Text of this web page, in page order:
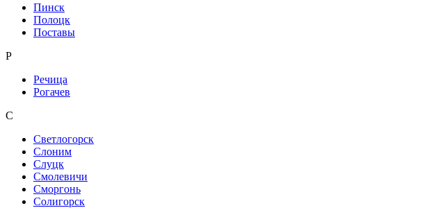
Пинск
Полоцк
Поставы
Р
Речица
Рогачев
С
Светлогорск
Слоним
Слуцк
Смолевичи
Сморгонь
Солигорск